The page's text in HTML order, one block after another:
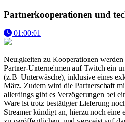
Partnerkooperationen und
01:00:01
Neuigkeiten zu Kooperationen
Partner-Unternehmen auf Twitch ein
(z.B. Unterwäsche), inklusive eines
März. Zudem wird die Partnerschaft
allerdings gibt es Verzögerungen bei
Ware ist trotz bestätigter Lieferung
Streamer kündigt an, hierzu noch eine